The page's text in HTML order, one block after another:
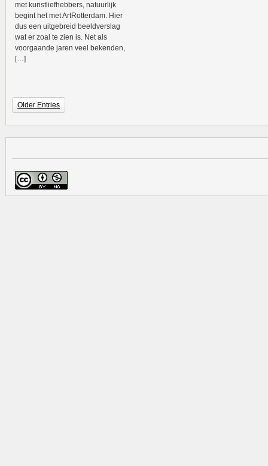
met kunstliefhebbers, natuurlijk
begint het met ArtRotterdam. Hier
dus een uitgebreid beeldverslag
wat er zoal te zien is. Net als
voorgaande jaren veel bekenden,
[…]
Older Entries